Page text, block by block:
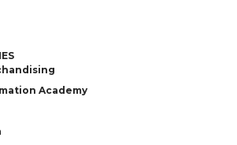
Academy